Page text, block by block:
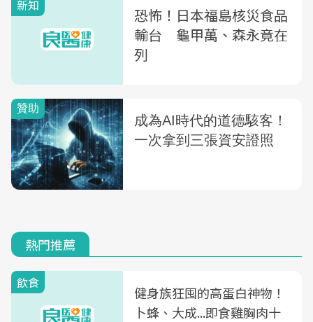
新知
恐怖！日本福島核災食品
輸台 龜甲萬、森永竟在
列
熱門推薦
飲食
健身族狂囤的高蛋白神物！
卜蜂、大成...即食雞胸肉十